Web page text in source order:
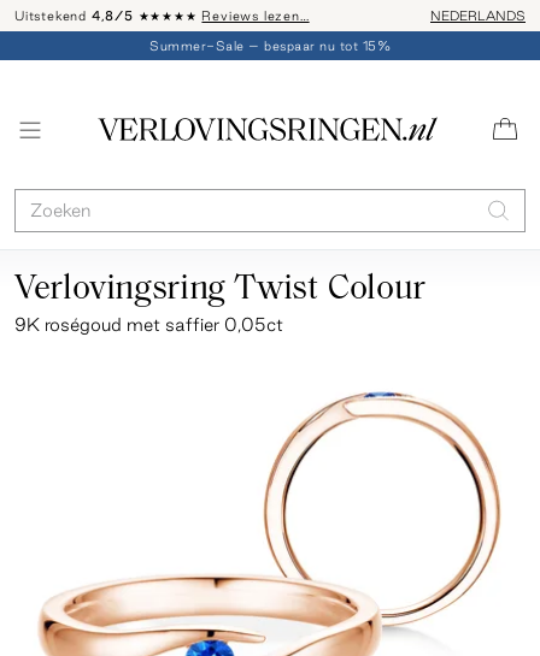
Uitstekend 4,8/5 ★★★★★ Reviews lezen… Advies: 020 -
NEDERLANDS
Summer-Sale – bespaar nu tot 15%
Verlovingsring Twist Colour
9K roségoud met saffier 0,05ct